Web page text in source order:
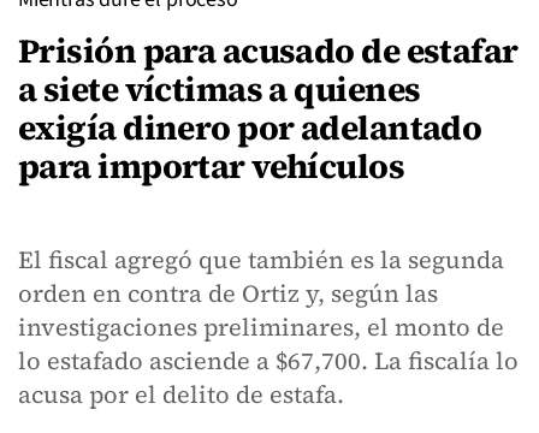
Prisión para acusado de estafar
a siete víctimas a quienes
exigía dinero por adelantado
para importar vehículos
El fiscal agregó que también es la segunda
orden en contra de Ortiz y, según las
investigaciones preliminares, el monto de
lo estafado asciende a $67,700. La fiscalía lo
acusa por el delito de estafa.